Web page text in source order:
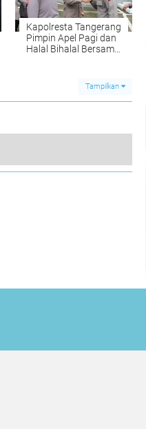
Kapolresta Tangerang
Pimpin Apel Pagi dan
Halal Bihalal Bersama
Tampilkan
Kapolresta Tangerang Dampingi Kapolda Banten dalam Vidcon Gerakan Tanam Padi Serentak Bersama Presiden RI